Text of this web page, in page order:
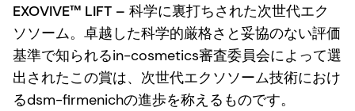
EXOVIVE™ LIFT – 科学に裏打ちされた次世代エク
ソソーム。卓越した科学的厳格さと妥協のない評価
基準で知られるin-cosmetics審査委員会によって選
出されたこの賞は、次世代エクソソーム技術におけ
るdsm-firmenichの進歩を称えるものです。